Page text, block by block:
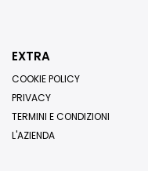
EXTRA
COOKIE POLICY
PRIVACY
TERMINI E CONDIZIONI
L'AZIENDA